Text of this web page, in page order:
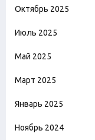
Октябрь 2025
Июль 2025
Май 2025
Март 2025
Январь 2025
Ноябрь 2024